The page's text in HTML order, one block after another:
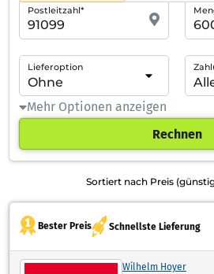
Postleitzahl*
Lieferoption
Mehr Optionen anzeigen
Rechnen
Sortiert nach Preis
Bester Preis Schnellste Lieferung
Wilhelm Hoyer